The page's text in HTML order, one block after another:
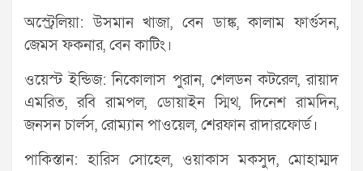
অস্ট্রেলিয়া: উসমান খাজা, বেন ডাঙ্ক, কালাম ফার্গুসন,
জেমস ফকনার, বেন কাটিং।
ওয়েস্ট ইন্ডিজ: নিকোলাস পুরান, শেলডন কটরেল, রায়াদ
এমরিত, রবি রামপল, ডোয়াইন স্মিথ, দিনেশ রামদিন,
জনসন চার্লস, রোম্যান পাওয়েল, শেরফান রাদারফোর্ড।
পাকিস্তান: হারিস সোহেল, ওয়াকাস মকসুদ, মোহাম্মদ